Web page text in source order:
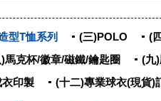
型T恤系列 (三)POLO
(
馬克杯/徽章/磁鐵/鑰匙圈
(九
印製
(十二)專業球衣(現貨)